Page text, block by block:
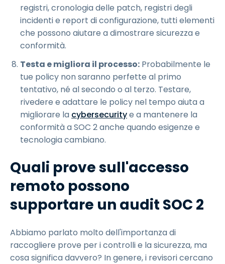
registri, cronologia delle patch, registri degli
incidenti e report di configurazione, tutti elementi
che possono aiutare a dimostrare sicurezza e
conformità.
Testa e migliora il processo: Probabilmente le
tue policy non saranno perfette al primo
tentativo, né al secondo o al terzo. Testare,
rivedere e adattare le policy nel tempo aiuta a
migliorare la cybersecuritye a mantenere la
conformità a SOC 2 anche quando esigenze e
tecnologia cambiano.
Quali prove sull'accesso
remoto possono
supportare un audit SOC 2
Abbiamo parlato molto dell'importanza di
raccogliere prove per i controlli e la sicurezza, ma
cosa significa davvero? In genere, i revisori cercano